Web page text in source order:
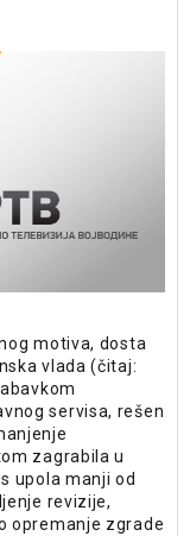
motiva, dosta
vlada (čitaj:
servisa, rešen
zagrabila u
upola manji od
revizije,
opremanje zgrade